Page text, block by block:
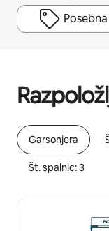
Garsonjera
Št. spalnic: 3